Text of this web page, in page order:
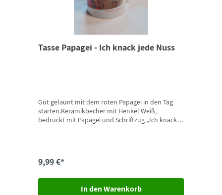
Tasse Papagei - Ich knack jede Nuss
Gut gelaunt mit dem roten Papagei in den Tag
starten.Keramikbecher mit Henkel Weiß,
bedruckt mit Papagei und Schriftzug „Ich knack
9,99 €*
In den Warenkorb